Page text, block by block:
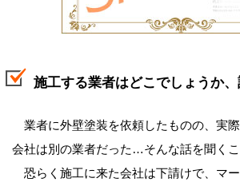
施工する業者はどこでしょうか
業者に外壁塗装を依頼したものの、実
会社は別の業者だった…そんな話を聞くこ
恐らく施工に来た会社は下請けで、マ